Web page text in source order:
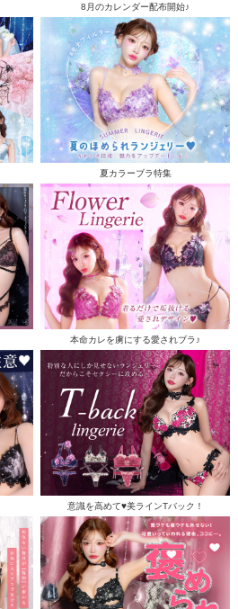
8月のカレンダー配布開始♪
夏カラーブラ特集
本命カレを虜にする愛されブラ♪
意識を高めて♥美ラインTバック！